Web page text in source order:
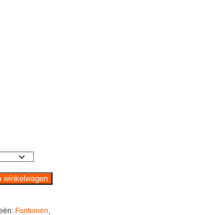
winkelwagen
Fonteinen,